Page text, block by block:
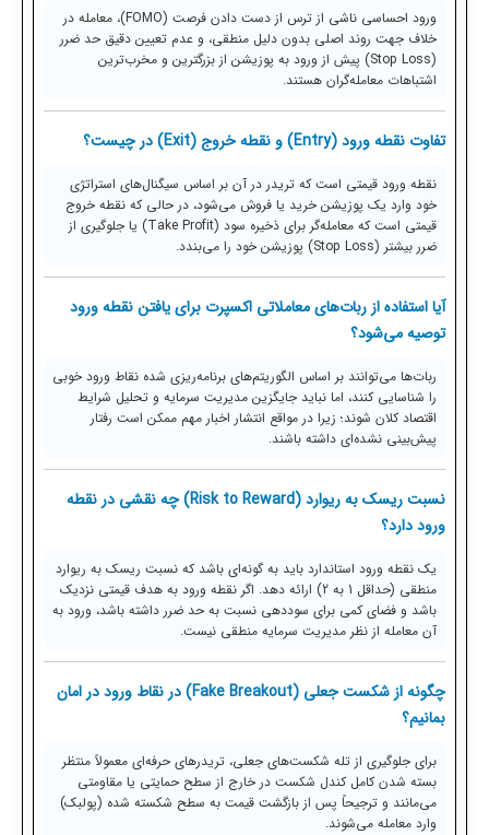
ورود احساسی ناشی از ترس از دست دادن فرصت (FOMO)، معامله در
خلاف جهت روند اصلی بدون دلیل منطقی، و عدم تعیین دقیق حد ضرر
(Stop Loss) پیش از ورود به پوزیشن از بزرگترین و مخرب‌ترین
اشتباهات معامله‌گران هستند.
تفاوت نقطه ورود (Entry) و نقطه خروج (Exit) در چیست؟
نقطه ورود قیمتی است که تریدر در آن بر اساس سیگنال‌های استراتژی
خود وارد یک پوزیشن خرید یا فروش می‌شود، در حالی که نقطه خروج
قیمتی است که معامله‌گر برای ذخیره سود (Take Profit) یا جلوگیری از
ضرر بیشتر (Stop Loss) پوزیشن خود را می‌بندد.
آیا استفاده از ربات‌های معاملاتی اکسپرت برای یافتن نقطه ورود
توصیه می‌شود؟
ربات‌ها می‌توانند بر اساس الگوریتم‌های برنامه‌ریزی شده نقاط ورود خوبی
را شناسایی کنند، اما نباید جایگزین مدیریت سرمایه و تحلیل شرایط
اقتصاد کلان شوند؛ زیرا در مواقع انتشار اخبار مهم ممکن است رفتار
پیش‌بینی نشده‌ای داشته باشند.
نسبت ریسک به ریوارد (Risk to Reward) چه نقشی در نقطه
ورود دارد؟
یک نقطه ورود استاندارد باید به گونه‌ای باشد که نسبت ریسک به ریوارد
منطقی (حداقل 1 به 2) ارائه دهد. اگر نقطه ورود به هدف قیمتی نزدیک
باشد و فضای کمی برای سوددهی نسبت به حد ضرر داشته باشد، ورود به
آن معامله از نظر مدیریت سرمایه منطقی نیست.
چگونه از شکست جعلی (Fake Breakout) در نقاط ورود در امان
بمانیم؟
برای جلوگیری از تله شکست‌های جعلی، تریدرهای حرفه‌ای معمولاً منتظر
بسته شدن کامل کندل شکست در خارج از سطح حمایتی یا مقاومتی
می‌مانند و ترجیحاً پس از بازگشت قیمت به سطح شکسته شده (پولبک)
وارد معامله می‌شوند.